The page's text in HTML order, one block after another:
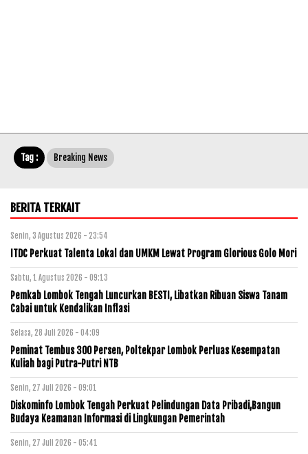
Tag : Breaking News
BERITA TERKAIT
Senin, 3 Agustus 2026 - 23:54
ITDC Perkuat Talenta Lokal dan UMKM Lewat Program Glorious Golo Mori
Sabtu, 1 Agustus 2026 - 09:13
Pemkab Lombok Tengah Luncurkan BESTI, Libatkan Ribuan Siswa Tanam
Cabai untuk Kendalikan Inflasi
Selasa, 28 Juli 2026 - 04:09
Peminat Tembus 300 Persen, Poltekpar Lombok Perluas Kesempatan
Kuliah bagi Putra-Putri NTB
Senin, 27 Juli 2026 - 09:01
Diskominfo Lombok Tengah Perkuat Pelindungan Data Pribadi,Bangun
Budaya Keamanan Informasi di Lingkungan Pemerintah
Senin, 27 Juli 2026 - 05:41